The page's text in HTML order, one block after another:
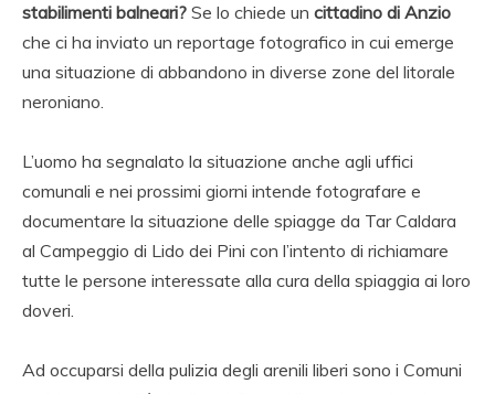
stabilimenti balneari? Se lo chiede un cittadino di Anzio
che ci ha inviato un reportage fotografico in cui emerge
una situazione di abbandono in diverse zone del litorale
neroniano.
L’uomo ha segnalato la situazione anche agli uffici
comunali e nei prossimi giorni intende fotografare e
documentare la situazione delle spiagge da Tar Caldara
al Campeggio di Lido dei Pini con l’intento di richiamare
tutte le persone interessate alla cura della spiaggia ai loro
doveri.
Ad occuparsi della pulizia degli arenili liberi sono i Comuni